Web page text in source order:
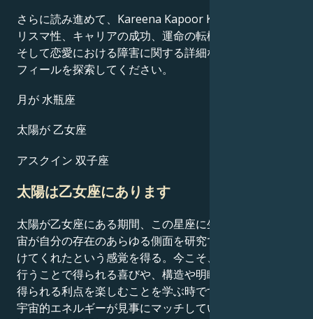
さらに読み進めて、Kareena Kapoor Khanの才能、カ
リスマ性、キャリアの成功、運命の転機、人生の道筋、
そして恋愛における障害に関する詳細な星座占いのプロ
フィールを探索してください。
月が 水瓶座
太陽が 乙女座
アスクイン 双子座
太陽は乙女座にあります
太陽が乙女座にある期間、この星座に生まれた人は、宇
宙が自分の存在のあらゆる側面を研究できる虫眼鏡を授
けてくれたという感覚を得る。今こそ、物事をきちんと
行うことで得られる喜びや、構造や明瞭さを持つことで
得られる利点を楽しむことを学ぶ時です。分析的思考と
宇宙的エネルギーが見事にマッチしている今、あなたは